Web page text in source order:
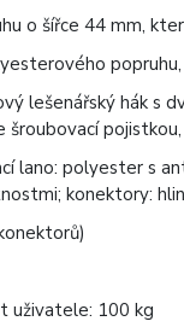
o šířce 44 mm,
lešenářský hák s
šroubovací
lano: polyester s
konektory:
uživatele: 100 kg